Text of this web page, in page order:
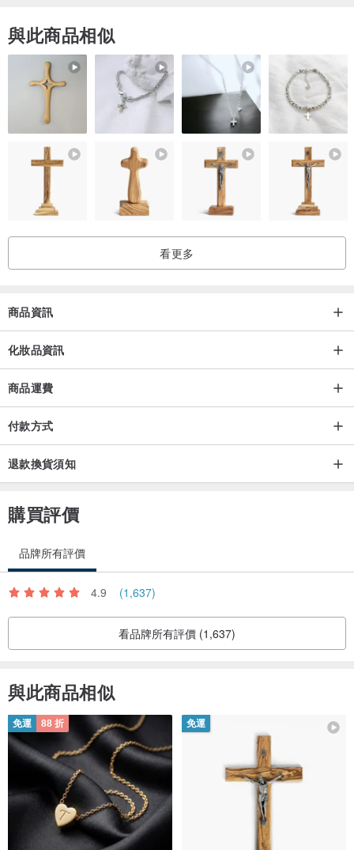
與此商品相似
看更多
商品資訊
化妝品資訊
商品運費
付款方式
退款換貨須知
購買評價
品牌所有評價
4.9 (1,637)
看品牌所有評價 (1,637)
與此商品相似
免運 88 折 免運